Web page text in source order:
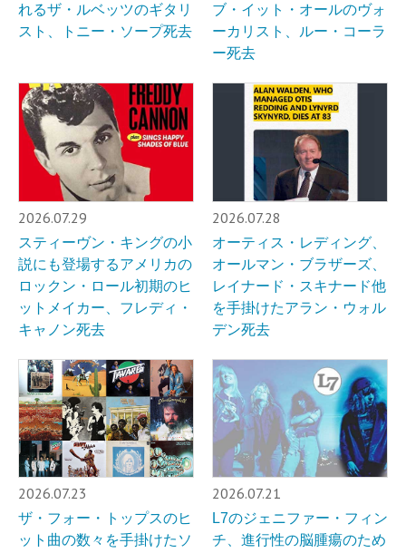
れるザ・ルベッツのギタリ
スト、トニー・ソープ死去
ブ・イット・オールのヴォ
ーカリスト、ルー・コーラ
ー死去
2026.07.29
スティーヴン・キングの小
説にも登場するアメリカの
ロックン・ロール初期のヒ
ットメイカー、フレディ・
キャノン死去
2026.07.28
オーティス・レディング、
オールマン・ブラザーズ、
レイナード・スキナード他
を手掛けたアラン・ウォル
デン死去
2026.07.23
ザ・フォー・トップスのヒ
ット曲の数々を手掛けたソ
2026.07.21
L7のジェニファー・フィン
チ、進行性の脳腫瘍のため